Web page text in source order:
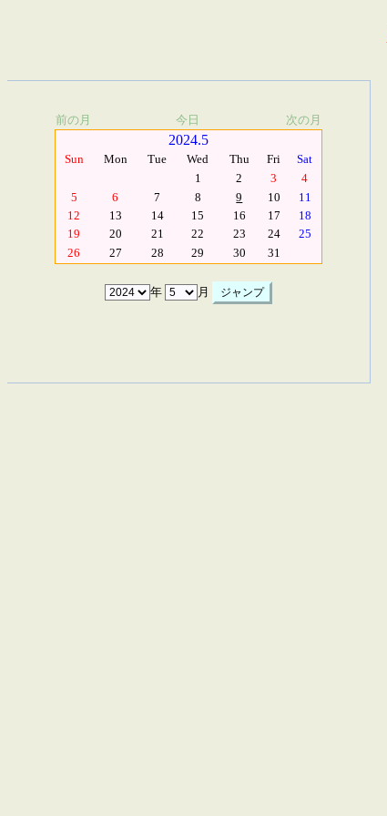
前の月 今日 次の月
2024.5
Sun Mon Tue Wed Thu Fri
Sat
1
2 3
4
5
6 7 8 9 10
11
12
13 14 15 16 17
18
19
20 21 22 23 24
25
26
27 28 29 30 31
年 月